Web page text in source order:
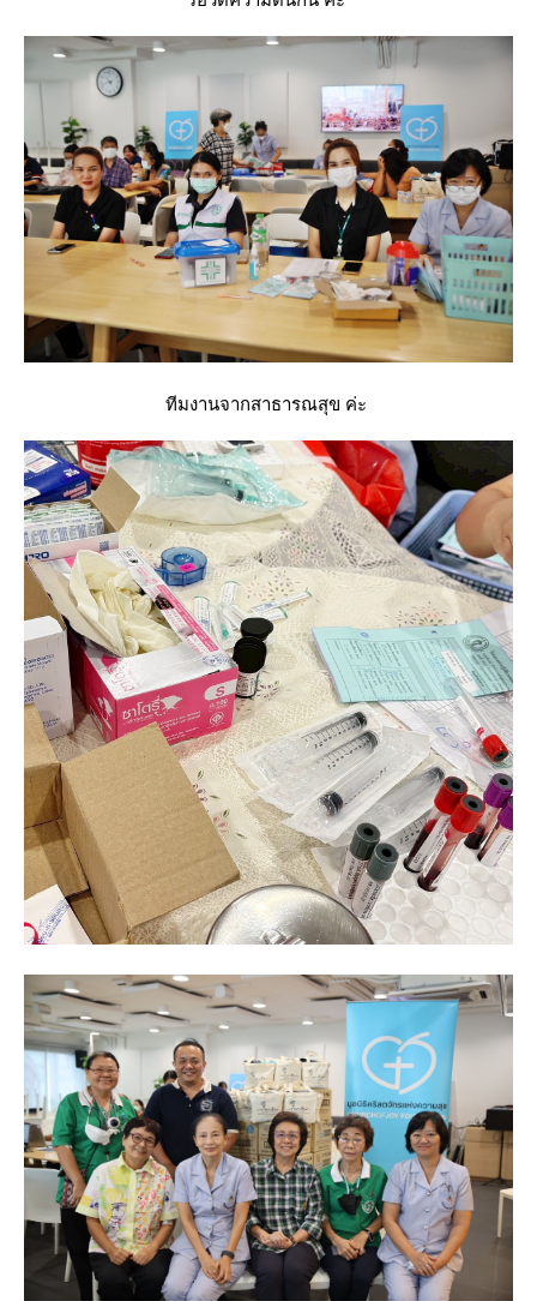
ทีมงานจากสาธารณสุข ค่ะ